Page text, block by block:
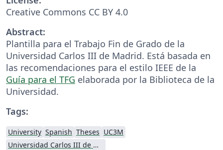
Creative Commons CC BY 4.0
Abstract:
Plantilla para el Trabajo Fin de Grado de la
Universidad Carlos III de Madrid. Está basada en
las recomendaciones para el estilo IEEE de la
Guía para el TFG elaborada por la Biblioteca de la
Universidad.
Tags:
University Spanish Theses UC3M
Universidad Carlos III de Madrid